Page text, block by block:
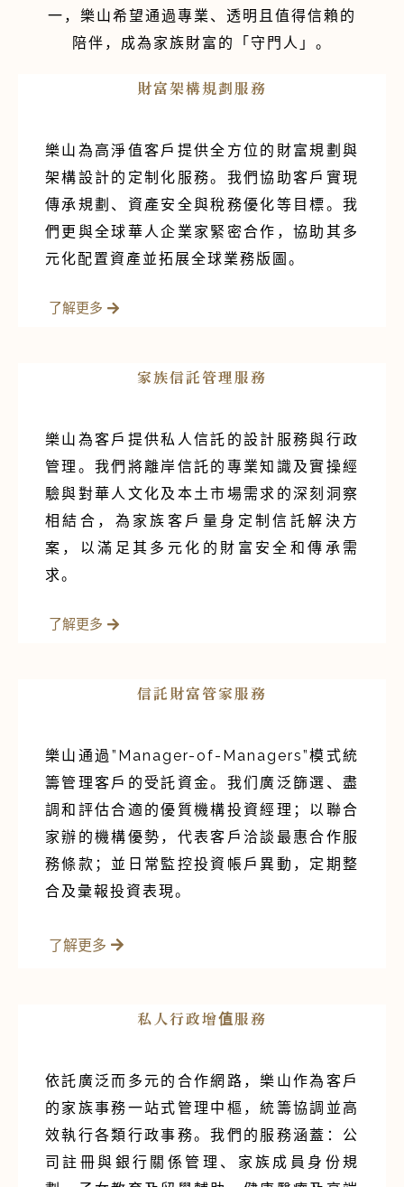
一，樂山希望通過專業、透明且值得信賴的
陪伴，成為家族財富的「守門人」。
財富架構規劃服務
樂山為高淨值客戶提供全方位的財富規劃與
架構設計的定制化服務。我們協助客戶實現
傳承規劃、資產安全與稅務優化等目標。我
們更與全球華人企業家緊密合作，協助其多
元化配置資產並拓展全球業務版圖。
了解更多
家族信託管理服務
樂山為客戶提供私人信託的設計服務與行政
管理。我們將離岸信託的專業知識及實操經
驗與對華人文化及本土市場需求的深刻洞察
相結合，為家族客戶量身定制信託解決方
案，以滿足其多元化的財富安全和傳承需
求。
了解更多
信託財富管家服務
樂山通過”Manager-of-Managers”模式統
籌管理客戶的受託資金。我们廣泛篩選、盡
調和評估合適的優質機構投資經理；以聯合
家辦的機構優勢，代表客戶洽談最惠合作服
務條款；並日常監控投資帳戶異動，定期整
合及彙報投資表現。
了解更多
私人行政增值服務
依託廣泛而多元的合作網路，樂山作為客戶
的家族事務一站式管理中樞，統籌協調並高
效執行各類行政事務。我們的服務涵蓋：公
司註冊與銀行關係管理、家族成員身份規